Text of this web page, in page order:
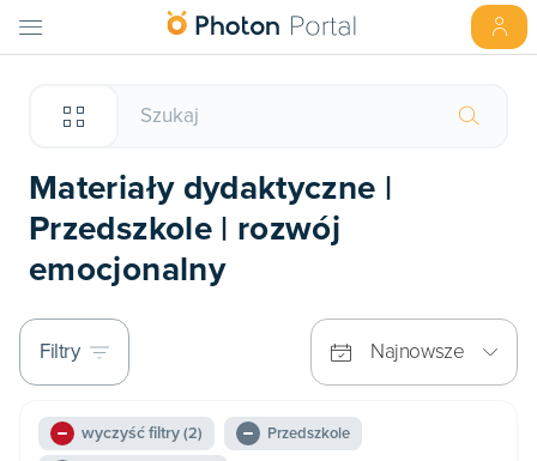
Materiały dydaktyczne |
Przedszkole | rozwój
emocjonalny
Filtry Najnowsze
wyczyść filtry(2)
Przedszkole